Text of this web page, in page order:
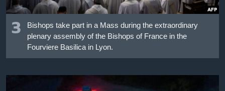
3
Bishops take part in a Mass during the extraordinary
plenary assembly of the Bishops of France in the
Fourviere Basilica in Lyon.